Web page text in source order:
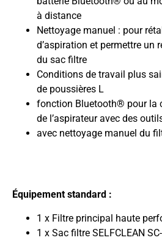
à distance
Nettoyage manuel : pour
d’aspiration et permettre un
du sac filtre
Conditions de travail plus
de poussières L
fonction Bluetooth® pour la
de l’aspirateur avec des
avec nettoyage manuel du
Équipement standard :
1 x Filtre principal haute
1 x Sac filtre SELFCLEAN